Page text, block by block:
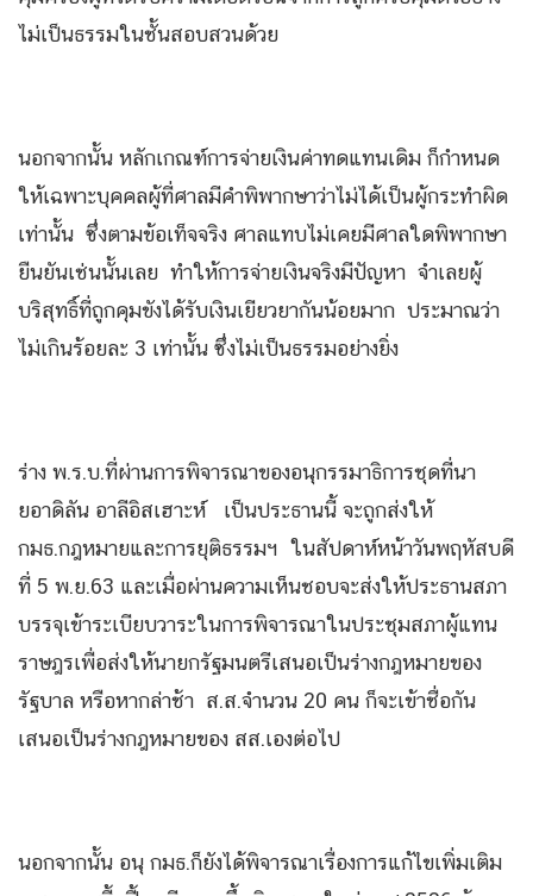
ไม่เป็นธรรมในชั้นสอบสวนด้วย
นอกจากนั้น หลักเกณฑ์การจ่ายเงินค่าทดแทนเดิม ก็กำหนด
ให้เฉพาะบุคคลผู้ที่ศาลมีคำพิพากษาว่าไม่ได้เป็นผู้กระทำผิด
เท่านั้น ซึ่งตามข้อเท็จจริง ศาลแทบไม่เคยมีศาลใดพิพากษา
ยืนยันเช่นนั้นเลย ทำให้การจ่ายเงินจริงมีปัญหา จำเลยผู้
บริสุทธิ์ที่ถูกคุมขังได้รับเงินเยียวยากันน้อยมาก ประมาณว่า
ไม่เกินร้อยละ 3 เท่านั้น ซึ่งไม่เป็นธรรมอย่างยิ่ง
ร่าง พ.ร.บ.ที่ผ่านการพิจารณาของอนุกรรมาธิการชุดที่นา
ยอาดิลัน อาลีอิสเฮาะห์ เป็นประธานนี้ จะถูกส่งให้
กมธ.กฎหมายและการยุติธรรมฯ ในสัปดาห์หน้าวันพฤหัสบดี
ที่ 5 พ.ย.63 และเมื่อผ่านความเห็นชอบจะส่งให้ประธานสภา
บรรจุเข้าระเบียบวาระในการพิจารณาในประชุมสภาผู้แทน
ราษฎรเพื่อส่งให้นายกรัฐมนตรีเสนอเป็นร่างกฎหมายของ
รัฐบาล หรือหากล่าช้า ส.ส.จำนวน 20 คน ก็จะเข้าชื่อกัน
เสนอเป็นร่างกฎหมายของ สส.เองต่อไป
นอกจากนั้น อนุ กมธ.ก็ยังได้พิจารณาเรื่องการแก้ไขเพิ่มเติม